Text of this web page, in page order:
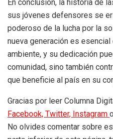
En conclusión, la historia de
sus jóvenes defensores se
poderoso de la lucha por la
nueva generación es
ambiente, y su dedicación
comunidad, sino también
que beneficie al país en su
Gracias por leer Columna
Facebook, Twitter, Instagram
No olvides comentar sobre